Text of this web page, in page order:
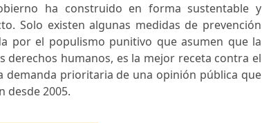
ha construido en forma sustentable y
Solo existen algunas medidas de prevención
por el populismo punitivo que asumen que la
humanos, es la mejor receta contra el
prioritaria de una opinión pública que
desde 2005.